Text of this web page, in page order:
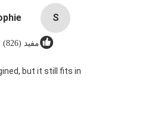
S
مفید (826)
but it still fits in